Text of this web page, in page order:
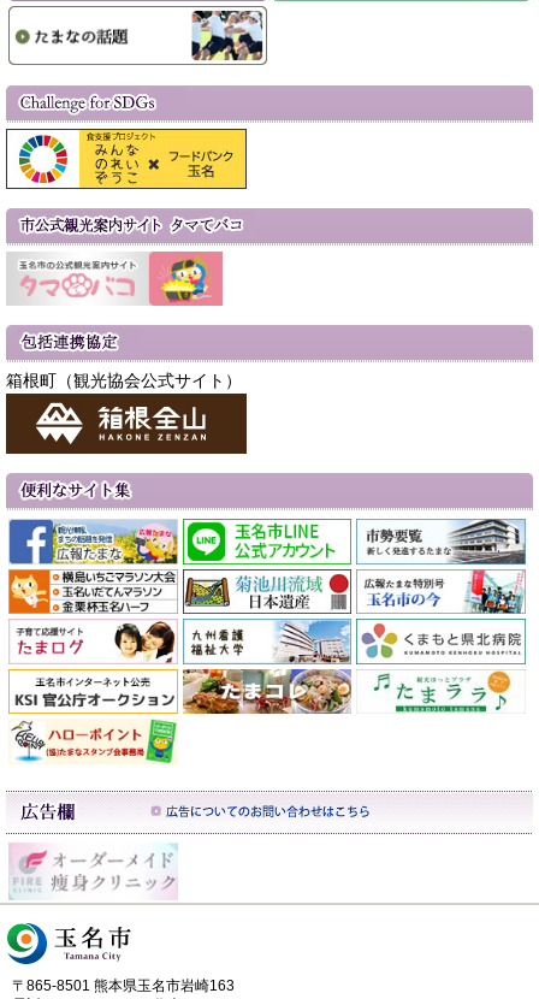
箱根町（観光協会公式サイト）
〒865-8501 熊本県玉名市岩崎163